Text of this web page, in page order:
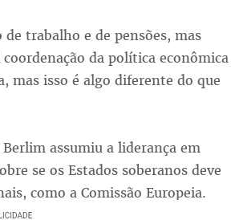
trabalho e de pensões, mas
da política econômica
mas isso é algo diferente do que
assumiu a liderança em
se os Estados soberanos deve
como a Comissão Europeia.